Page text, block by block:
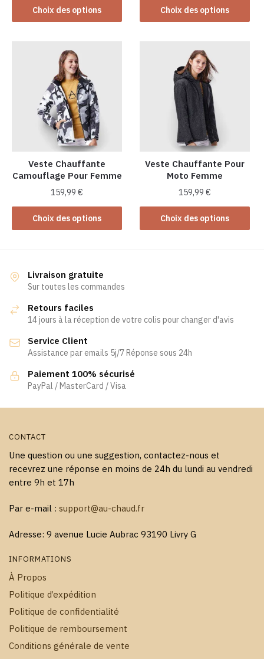
Choix des options
Ce
produit
plusieurs
variations.
Les
options
peuvent
être
choisies
sur
la
page
du
produit
Choix des options
produit
a
variations.
Les
options
peuvent
être
choisies
sur
la
page
du
produit
Veste Chauffante
Camouflage Pour Femme
159,99€
Choix des options
Ce
produit
variations.
Les
peuvent
choisies
sur
la
page
Veste Chauffante Pour
Moto Femme
159,99€
Choix des options
Ce
produit
peuvent
être
Livraison gratuite
Sur toutes les commandes
Retours faciles
14 jours à la réception de votre colis pour changer d'avis
Service Client
Assistance par emails 5j/7 Réponse sous 24h
Paiement 100% sécurisé
PayPal / MasterCard / Visa
CONTACT
Une question ou une suggestion, contactez-nous et
recevrez une réponse en moins de 24h du lundi au vendredi
entre 9h et 17h
Par e-mail : support@au-chaud.fr
Adresse: 9 avenue Lucie Aubrac 93190 Livry G
INFORMATIONS
À Propos
Politique d’expédition
Politique de confidentialité
Politique de remboursement
Conditions générale de vente